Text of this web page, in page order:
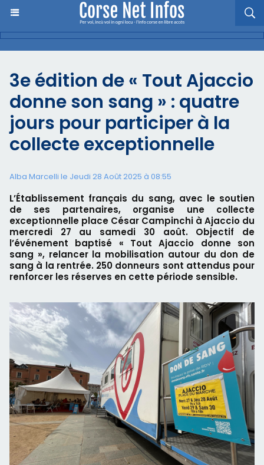
3e édition de « Tout Ajaccio
donne son sang » : quatre
jours pour participer à la
collecte exceptionnelle
Alba Marcelli le Jeudi 28 Août 2025 à 08:55
L’Établissement français du sang, avec le soutien
de ses partenaires, organise une collecte
exceptionnelle place César Campinchi à Ajaccio du
mercredi 27 au samedi 30 août. Objectif de
l’événement baptisé « Tout Ajaccio donne son
sang », relancer la mobilisation autour du don de
sang à la rentrée. 250 donneurs sont attendus pour
renforcer les réserves en cette période sensible.